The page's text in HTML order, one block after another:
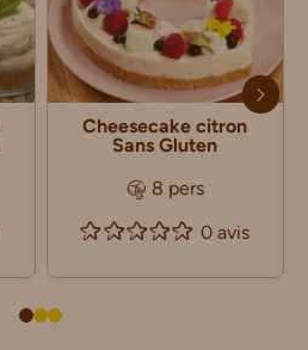
Cheesecake citron
Sans Gluten
8 pers
0 avis